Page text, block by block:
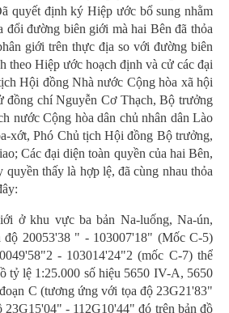
quyết định ký Hiệp ước bổ sung nhằm
đổi đường biên giới mà hai Bên đã thỏa
giới trên thực địa so với đường biên
theo Hiệp ước hoạch định và cử các đại
Hội đồng Nhà nước Cộng hòa xã hội
đồng chí Nguyễn Cơ Thạch, Bộ trưởng
nước Cộng hòa dân chủ nhân dân Lào
xớt, Phó Chủ tịch Hội đồng Bộ trưởng,
Các đại diện toàn quyền của hai Bên,
thấy là hợp lệ, đã cùng nhau thỏa
ở khu vực ba bản Na-luống, Na-ún,
độ 20053'38 " - 103007'18" (Mốc C-5)
- 103014'24"2 (mốc C-7) thể
tỷ lệ 1:25.000 số hiệu 5650 IV-A, 5650
C (tương ứng với tọa độ 23G21'83"
23G15'04" - 112G10'44" đó trên bản đồ